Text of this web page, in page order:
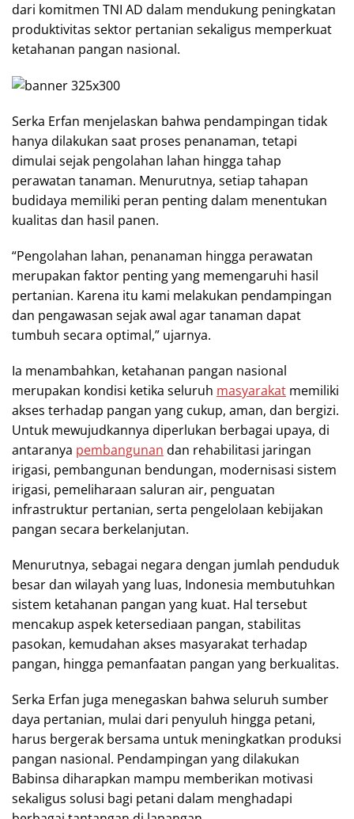
dari komitmen TNI AD dalam mendukung peningkatan
produktivitas sektor pertanian sekaligus memperkuat
ketahanan pangan nasional.
Serka Erfan menjelaskan bahwa pendampingan tidak
hanya dilakukan saat proses penanaman, tetapi
dimulai sejak pengolahan lahan hingga tahap
perawatan tanaman. Menurutnya, setiap tahapan
budidaya memiliki peran penting dalam menentukan
kualitas dan hasil panen.
“Pengolahan lahan, penanaman hingga perawatan
merupakan faktor penting yang memengaruhi hasil
pertanian. Karena itu kami melakukan pendampingan
dan pengawasan sejak awal agar tanaman dapat
tumbuh secara optimal,” ujarnya.
Ia menambahkan, ketahanan pangan nasional
merupakan kondisi ketika seluruh masyarakat memiliki
akses terhadap pangan yang cukup, aman, dan bergizi.
Untuk mewujudkannya diperlukan berbagai upaya, di
antaranya pembangunan dan rehabilitasi jaringan
irigasi, pembangunan bendungan, modernisasi sistem
irigasi, pemeliharaan saluran air, penguatan
infrastruktur pertanian, serta pengelolaan kebijakan
pangan secara berkelanjutan.
Menurutnya, sebagai negara dengan jumlah penduduk
besar dan wilayah yang luas, Indonesia membutuhkan
sistem ketahanan pangan yang kuat. Hal tersebut
mencakup aspek ketersediaan pangan, stabilitas
pasokan, kemudahan akses masyarakat terhadap
pangan, hingga pemanfaatan pangan yang berkualitas.
Serka Erfan juga menegaskan bahwa seluruh sumber
daya pertanian, mulai dari penyuluh hingga petani,
harus bergerak bersama untuk meningkatkan produksi
pangan nasional. Pendampingan yang dilakukan
Babinsa diharapkan mampu memberikan motivasi
sekaligus solusi bagi petani dalam menghadapi